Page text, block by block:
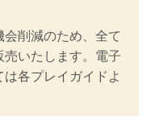
けるなどの取り組みを行
で、ご案内いたします。
ご不便をおかけいたしま
ご来場・ご観戦いただけ
まいりますので、何卒ご
ほどよろしくお願いいた
削減のため、全て
いたします。電子
各プレイガイドよ